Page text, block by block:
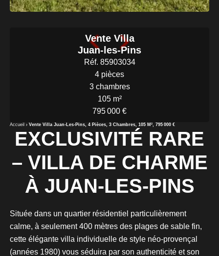
Vente Villa
Juan-les-Pins
Réf. 85903034
4 pièces
3 chambres
105 m²
795 000 €
Accueil Vente Villa Juan-Les-Pins, 4 Pièces, 3 Chambres, 105 M², 795 000 €
EXCLUSIVITÉ RARE
– VILLA DE CHARME
À JUAN-LES-PINS
Située dans un quartier résidentiel particulièrement
calme, à seulement 400 mètres des plages de sable fin,
cette élégante villa individuelle de style néo-provençal
(années 1980) vous séduira par son authenticité et son